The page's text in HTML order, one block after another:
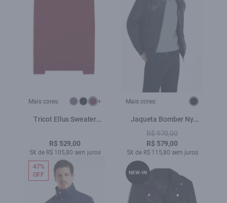
Mais cores: +
Tricot Ellus Sweater
R$ 529,00
5X de R$ 105,80 sem juros
Mais cores:
Jaqueta Bomber Ny
Embroidery Preto
R$ 970,00
R$ 579,00
5X de R$ 115,80 sem juros
47%
OFF
NEW-IN